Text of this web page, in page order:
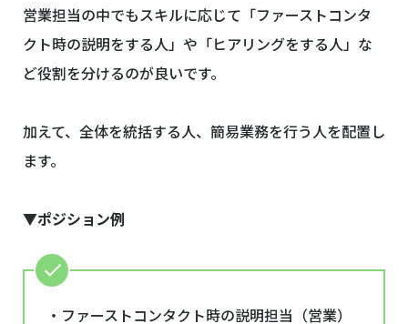
営業担当の中でもスキルに応じて「ファーストコンタ
クト時の説明をする人」や「ヒアリングをする人」な
ど役割を分けるのが良いです。
加えて、全体を統括する人、簡易業務を行う人を配置し
ます。
▼ポジション例
・ファーストコンタクト時の説明担当（営業）